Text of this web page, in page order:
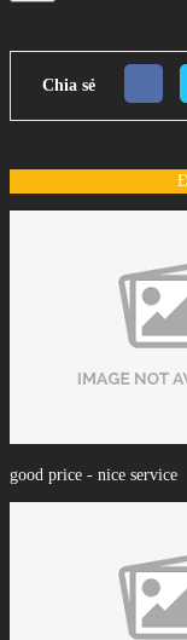
Chia sẻ
good price - nice service